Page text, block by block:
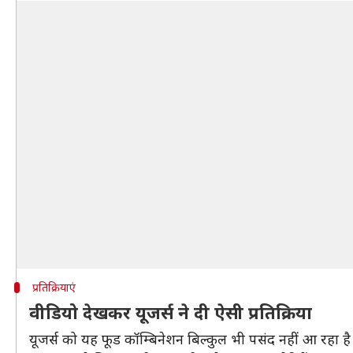
प्रतिक्रियाएं
वीडियो देखकर यूजर्स ने दी ऐसी प्रतिक्रिया
यूजर्स को यह फूड कॉम्बिनेशन बिल्कुल भी पसंद नहीं आ रहा